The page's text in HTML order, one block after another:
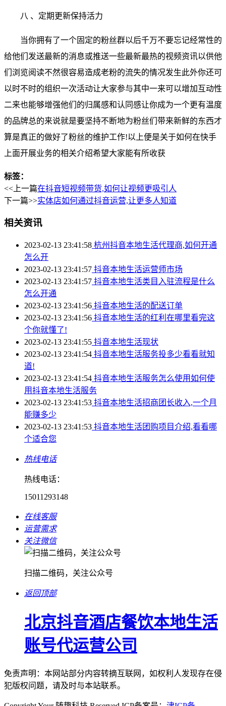
八 、定期更新保持活力
当你拥有了一个固定的粉丝群以后千万不要忘记经常性的
给他们发送最新的消息或推送一些最新最热的视频资讯以供他
们浏览阅读不然很容易造成老粉的流失的情况发生此外你还可
以时不时的组织一次活动让大家参与其中一来可以增加互动性
二来也能够增强他们的归属感和认同感让你成为一个更有温度
的品牌总的来说就是要坚持不断地为粉丝们带来新鲜的东西才
算是真正的做好了粉丝的维护工作!以上便是关于如何在快手
上面开展业务的相关介绍希望大家能有所收获
标签：
<<上一篇在抖音短视频带货,如何让视频更吸引人
下一篇>>实体店如何通过抖音运营,让更多人知道
相关资讯
2023-02-13 23:41:58 杭州抖音本地生活代理商,如何开通
怎么开
2023-02-13 23:41:57 抖音本地生活运营师市场
2023-02-13 23:41:57 抖音本地生活类目入驻流程是什么
怎么开通
2023-02-13 23:41:56 抖音本地生活的配送订单
2023-02-13 23:41:56 抖音本地生活的红利在哪里看完这
个你就懂了!
2023-02-13 23:41:55 抖音本地生活现状
2023-02-13 23:41:54 抖音本地生活服务投多少看看就知
道!
2023-02-13 23:41:54 抖音本地生活服务怎么使用如何使
用抖音本地生活服务
2023-02-13 23:41:53 抖音本地生活招商团长收入,一个月
能赚多少
2023-02-13 23:41:53 抖音本地生活团购项目介绍,看看哪
个适合您
热线电话
热线电话：
15011293148
在线客服
运营需求
关注微信
扫描二维码，关注公众号
返回顶部
北京抖音酒店餐饮本地生活
账号代运营公司
免责声明：本网站部分内容转摘互联网，如权利人发现存在侵
犯版权问题，请及时与本站联系。